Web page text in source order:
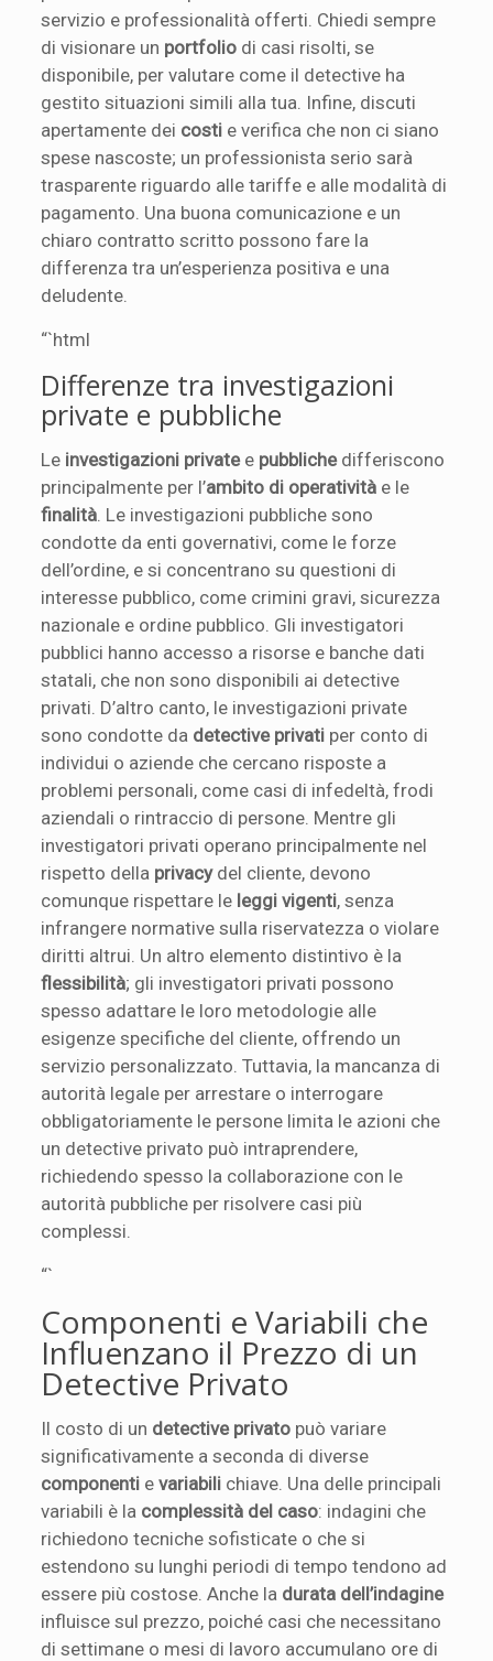
servizio e professionalità offerti. Chiedi sempre
di visionare un portfolio di casi risolti, se
disponibile, per valutare come il detective ha
gestito situazioni simili alla tua. Infine, discuti
apertamente dei costi e verifica che non ci siano
spese nascoste; un professionista serio sarà
trasparente riguardo alle tariffe e alle modalità di
pagamento. Una buona comunicazione e un
chiaro contratto scritto possono fare la
differenza tra un’esperienza positiva e una
deludente.
“`html
Differenze tra investigazioni
private e pubbliche
Le investigazioni privatee pubblichedifferiscono
principalmente per l’ambito di operatività e le
finalità. Le investigazioni pubbliche sono
condotte da enti governativi, come le forze
dell’ordine, e si concentrano su questioni di
interesse pubblico, come crimini gravi, sicurezza
nazionale e ordine pubblico. Gli investigatori
pubblici hanno accesso a risorse e banche dati
statali, che non sono disponibili ai detective
privati. D’altro canto, le investigazioni private
sono condotte da detective privati per conto di
individui o aziende che cercano risposte a
problemi personali, come casi di infedeltà, frodi
aziendali o rintraccio di persone. Mentre gli
investigatori privati operano principalmente nel
rispetto della privacydel cliente, devono
comunque rispettare le leggi vigenti, senza
infrangere normative sulla riservatezza o violare
diritti altrui. Un altro elemento distintivo è la
flessibilità; gli investigatori privati possono
spesso adattare le loro metodologie alle
esigenze specifiche del cliente, offrendo un
servizio personalizzato. Tuttavia, la mancanza di
autorità legale per arrestare o interrogare
obbligatoriamente le persone limita le azioni che
un detective privato può intraprendere,
richiedendo spesso la collaborazione con le
autorità pubbliche per risolvere casi più
complessi.
“`
Componenti e Variabili che
Influenzano il Prezzo di un
Detective Privato
Il costo di un detective privato può variare
significativamente a seconda di diverse
componenti evariabili chiave. Una delle principali
variabili è la complessità del caso: indagini che
richiedono tecniche sofisticate o che si
estendono su lunghi periodi di tempo tendono ad
essere più costose. Anche la durata dell’indagine
influisce sul prezzo, poiché casi che necessitano
di settimane o mesi di lavoro accumulano ore di